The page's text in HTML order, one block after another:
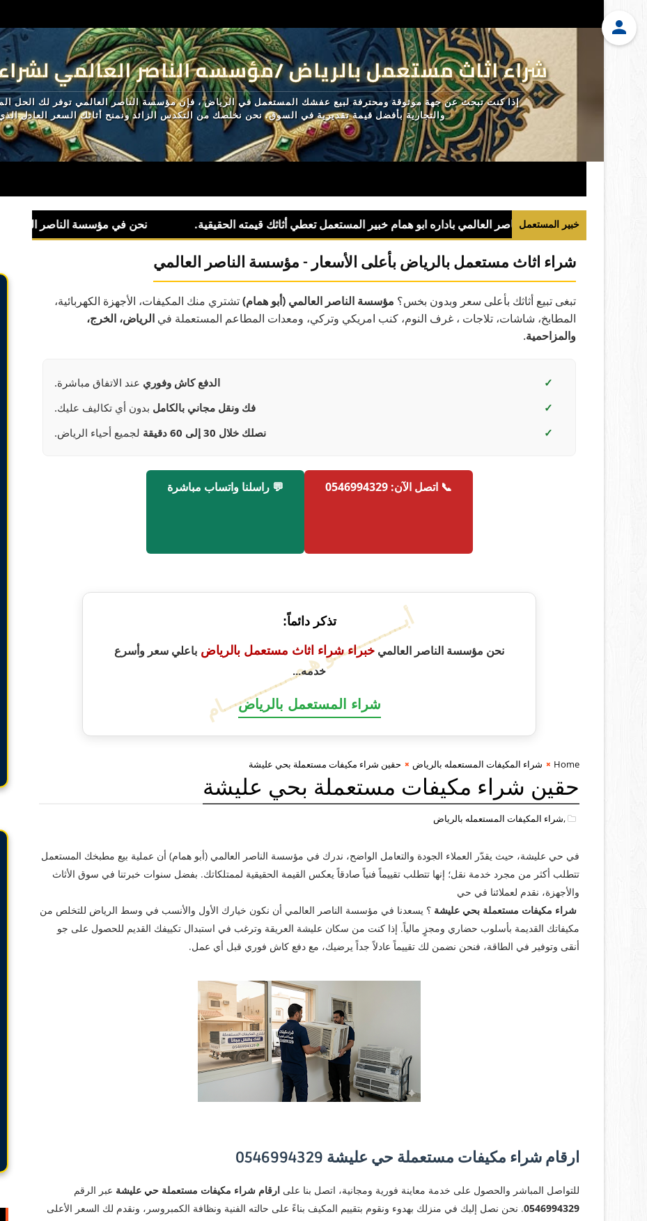
شراء اثاث مستعمل بالرياض /مؤسسه الناصر العالمي
إذا كنت تبحث عن جهة موثوقة ومحترفة لبيع عفشك المستعمل في الرياض ، فإن مؤسسة الناصر العالمي توفر لك الحل
والتجارية بأفضل قيمة تقديرية في السوق. نحن نخلصك من التكدس الزائد ونمنح أثاثك السعر العادل
خبير المستعمل
شراء اثاث مستعمل بالرياض بأعلى الأسعار - مؤسسة الناصر العالمي
تبغى تبيع أثاثك بأعلى سعر وبدون بخس؟ مؤسسة الناصر العالمي (أبو همام)تشتري منك المكيفات، الأجهزة الكهربائية،
المطابخ، شاشات، تلاجات ، غرف النوم، كنب امريكي وتركي، ومعدات المطاعم المستعملة في الرياض، الخرج،
والمزاحمية.
✓ الدفع كاش وفوري عند الاتفاق مباشرة.
✓
فك ونقل مجاني بالكامل بدون أي تكاليف عليك.
✓
نصلك خلال 30 إلى 60 دقيقة لجميع أحياء الرياض.
📞 اتصل الآن: 0546994329 💬 راسلنا واتساب مباشرة
أبــــــــــــــو هـمــــــــــــــام
تذكر دائماً:
نحن مؤسسة الناصر العالمي خبراء شراء اثاث مستعمل بالرياض باعلي سعر وأسرع
خدمه...
شراء المستعمل بالرياض
Home شراء المكيفات المستعمله بالرياض حقين شراء مكيفات مستعملة بحي عليشة
حقين شراء مكيفات مستعملة بحي عليشة
,شراء المكيفات المستعمله بالرياض
في حي عليشة، حيث يقدّر العملاء الجودة والتعامل الواضح، ندرك في مؤسسة الناصر العالمي (أبو همام) أن عملية بيع مطبخك المستعمل
تتطلب أكثر من مجرد خدمة نقل؛ إنها تتطلب تقييماً فنياً صادقاً يعكس القيمة الحقيقية لممتلكاتك. بفضل سنوات خبرتنا في سوق الأثاث
والأجهزة، نقدم لعملائنا في حي
شراء مكيفات مستعملة بحي عليشة ؟ يسعدنا في مؤسسة الناصر العالمي أن نكون خيارك الأول والأنسب في وسط الرياض للتخلص من
مكيفاتك القديمة بأسلوب حضاري ومجزٍ مالياً. إذا كنت من سكان عليشة العريقة وترغب في استبدال تكييفك القديم للحصول على جو
أنقى وتوفير في الطاقة، فنحن نضمن لك تقييماً عادلاً جداً يرضيك، مع دفع كاش فوري قبل أي عمل.
ارقام شراء مكيفات مستعملة حي عليشة 0546994329
​للتواصل المباشر والحصول على خدمة معاينة فورية ومجانية، اتصل بنا على ارقام شراء مكيفات مستعملة حي عليشة عبر الرقم
0546994329. نحن نصل إليك في منزلك بهدوء ونقوم بتقييم المكيف بناءً على حالته الفنية ونظافة الكمبروسر، ونقدم لك السعر الأعلى